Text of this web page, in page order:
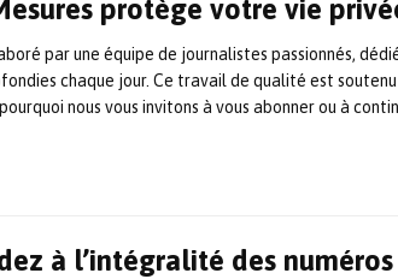
protège votre vie
par une équipe de journalistes passionnés,
chaque jour. Ce travail de qualité est
nous vous invitons à vous abonner ou à
à l’intégralité des numéros
de transfert
pour les
de sciences de la
encore les sondes de biologie